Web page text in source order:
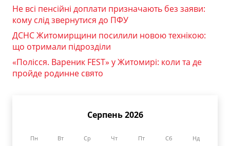
Не всі пенсійні доплати призначають без заяви:
кому слід звернутися до ПФУ
ДСНС Житомирщини посилили новою технікою:
що отримали підрозділи
«Полісся. Вареник FEST» у Житомирі: коли та де
пройде родинне свято
Серпень 2026
Пн Вт Ср Чт Пт Сб Нд